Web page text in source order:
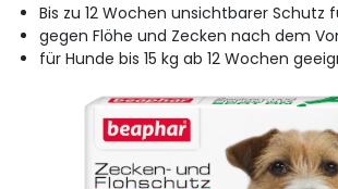
Bis zu 12 Wochen unsichtbarer Schutz
gegen Flöhe und Zecken nach dem
für Hunde bis 15 kg ab 12 Wochen